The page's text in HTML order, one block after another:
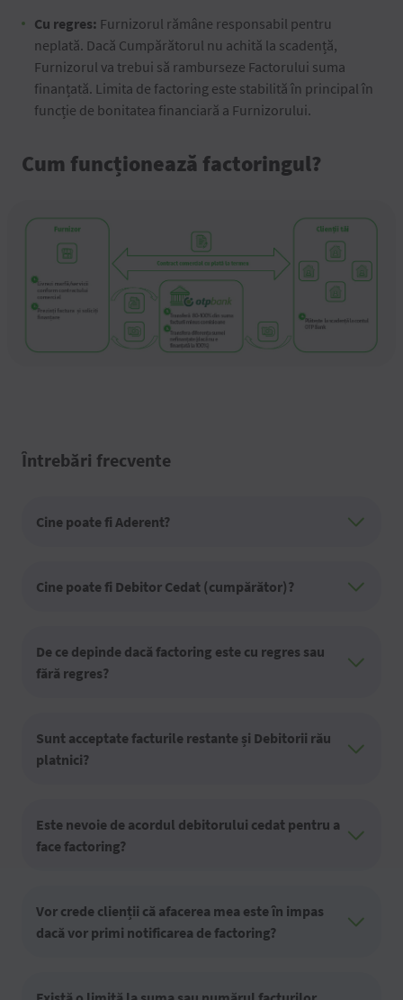
Cu regres: Furnizorul rămâne responsabil pentru
neplată. Dacă Cumpărătorul nu achită la scadență,
Furnizorul va trebui să ramburseze Factorului suma
finanțată. Limita de factoring este stabilită în principal în
funcție de bonitatea financiară a Furnizorului.
Cum funcționează factoringul?
Întrebări frecvente
Cine poate fi Aderent?
Cine poate fi Debitor Cedat (cumpărător)?
De ce depinde dacă factoring este cu regres sau
fără regres?
Sunt acceptate facturile restante și Debitorii rău
platnici?
Este nevoie de acordul debitorului cedat pentru a
face factoring?
Vor crede clienții că afacerea mea este în impas
dacă vor primi notificarea de factoring?